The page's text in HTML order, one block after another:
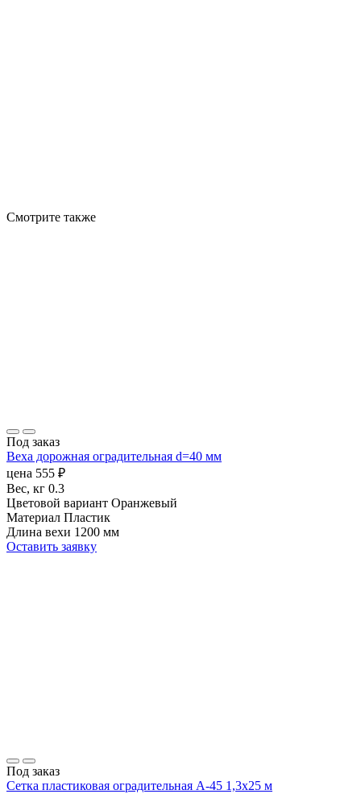
Смотрите также
Под заказ
Веха дорожная оградительная d=40 мм
цена 555 ₽
Вес, кг 0.3
Цветовой вариант Оранжевый
Материал Пластик
Длина вехи 1200 мм
Оставить заявку
Под заказ
Сетка пластиковая оградительная А-45 1,3х25 м